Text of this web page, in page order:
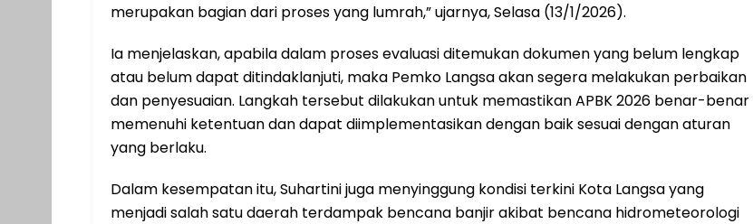
merupakan bagian dari proses yang lumrah,” ujarnya, Selasa (13/1/2026).
Ia menjelaskan, apabila dalam proses evaluasi ditemukan dokumen yang belum lengkap
atau belum dapat ditindaklanjuti, maka Pemko Langsa akan segera melakukan perbaikan
dan penyesuaian. Langkah tersebut dilakukan untuk memastikan APBK 2026 benar-benar
memenuhi ketentuan dan dapat diimplementasikan dengan baik sesuai dengan aturan
yang berlaku.
Dalam kesempatan itu, Suhartini juga menyinggung kondisi terkini Kota Langsa yang
menjadi salah satu daerah terdampak bencana banjir akibat bencana hidrometeorologi